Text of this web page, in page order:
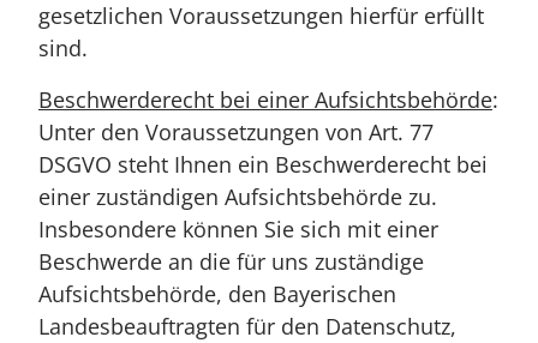
gesetzlichen Voraussetzungen hierfür erfüllt
sind.
Beschwerderecht bei einer Aufsichtsbehörde:
Unter den Voraussetzungen von Art. 77
DSGVO steht Ihnen ein Beschwerderecht bei
einer zuständigen Aufsichtsbehörde zu.
Insbesondere können Sie sich mit einer
Beschwerde an die für uns zuständige
Aufsichtsbehörde, den Bayerischen
Landesbeauftragten für den Datenschutz,